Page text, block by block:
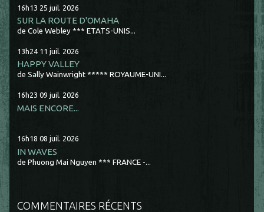
16h13 25 juil. 2026
SUR LA ROUTE D'OMAHA
de Cole Webley *** ETATS-UNIS...
13h24 11 juil. 2026
HAPPY VALLEY
de Sally Wainwright ***** ROYAUME-UNI...
16h23 09 juil. 2026
MAIS ENCORE...
16h18 08 juil. 2026
IN WAVES
de Phuong Mai Nguyen *** FRANCE -...
COMMENTAIRES RÉCENTS